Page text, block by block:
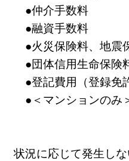
●仲介手数料
●融資手数料
●火災保険料、地震
●団体信用生命保険
●登記費用（登録免
●＜マンションのみ
状況に応じて発生し